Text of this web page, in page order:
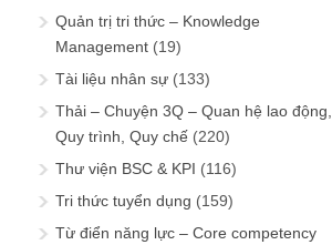
Quản trị tri thức – Knowledge
Management (19)
Tài liệu nhân sự (133)
Thải – Chuyện 3Q – Quan hệ lao động,
Quy trình, Quy chế (220)
Thư viện BSC & KPI (116)
Tri thức tuyển dụng (159)
Từ điển năng lực – Core competency